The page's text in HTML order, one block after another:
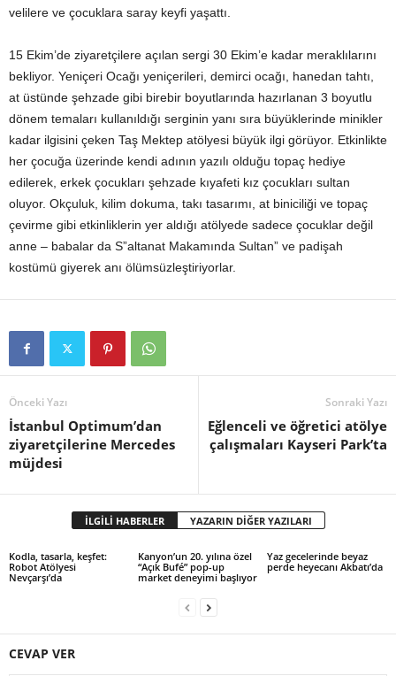
velilere ve çocuklara saray keyfi yaşattı.
15 Ekim’de ziyaretçilere açılan sergi 30 Ekim’e kadar meraklılarını
bekliyor. Yeniçeri Ocağı yeniçerileri, demirci ocağı, hanedan tahtı,
at üstünde şehzade gibi birebir boyutlarında hazırlanan 3 boyutlu
dönem temaları kullanıldığı serginin yanı sıra büyüklerinde minikler
kadar ilgisini çeken Taş Mektep atölyesi büyük ilgi görüyor. Etkinlikte
her çocuğa üzerinde kendi adının yazılı olduğu topaç hediye
edilerek, erkek çocukları şehzade kıyafeti kız çocukları sultan
oluyor. Okçuluk, kilim dokuma, takı tasarımı, at biniciliği ve topaç
çevirme gibi etkinliklerin yer aldığı atölyede sadece çocuklar değil
anne – babalar da S”altanat Makamında Sultan” ve padişah
kostümü giyerek anı ölümsüzleştiriyorlar.
Önceki Yazı
İstanbul Optimum’dan
ziyaretçilerine Mercedes
müjdesi
Sonraki Yazı
Eğlenceli ve öğretici atölye
çalışmaları Kayseri Park’ta
İLGİLİ HABERLER YAZARIN DİĞER YAZILARI
Kodla, tasarla, keşfet:
Robot Atölyesi
Nevçarşı’da
Kanyon’un 20. yılına özel
“Açık Bufé” pop-up
market deneyimi başlıyor
Yaz gecelerinde beyaz
perde heyecanı Akbatı’da
CEVAP VER